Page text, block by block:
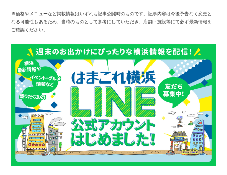
※価格やメニューなど掲載情報はいずれも記事公開時のものです。記事内容は今後予告なく変更と
なる可能性もあるため、当時のものとして参考にしていただき、店舗・施設等にて必ず最新情報を
ご確認ください。